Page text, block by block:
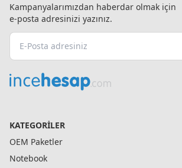
Kampanyalarımızdan haberdar olmak için
e-posta adresinizi yazınız.
KATEGORILER
OEM Paketler
Notebook